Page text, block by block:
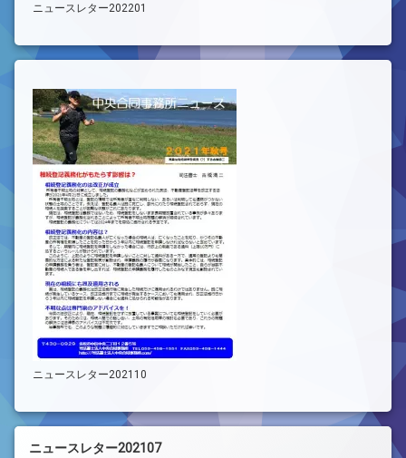
ニュースレター202201
ニュースレター202110
ニュースレター202107